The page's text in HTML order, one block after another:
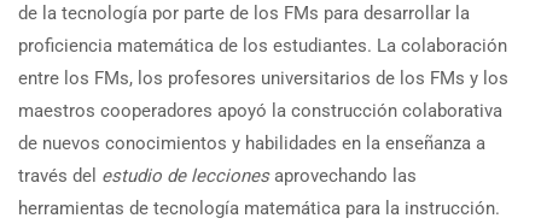
de la tecnología por parte de los FMs para desarrollar la
proficiencia matemática de los estudiantes. La colaboración
entre los FMs, los profesores universitarios de los FMs y los
maestros cooperadores apoyó la construcción colaborativa
de nuevos conocimientos y habilidades en la enseñanza a
través del estudio de leccionesaprovechando las
herramientas de tecnología matemática para la instrucción.